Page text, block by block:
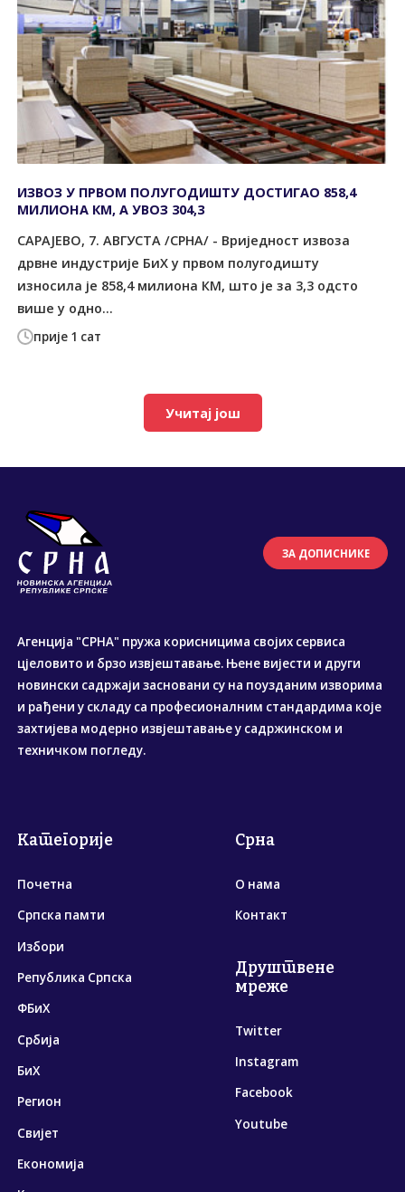
прије 1 сат
ИЗВОЗ У ПРВОМ ПОЛУГОДИШТУ ДОСТИГАО 858,4
МИЛИОНА КМ, А УВОЗ 304,3
САРАЈЕВО, 7. АВГУСТА /СРНА/ - Вриједност извоза
дрвне индустрије БиХ у првом полугодишту
износила је 858,4 милиона КМ, што је за 3,3 одсто
више у одно...
Учитај још
ЗА ДОПИСНИКЕ
Агенција "СРНА" пружа корисницима својих сервиса
цјеловито и брзо извјештавање. Њене вијести и други
новински садржаји засновани су на поузданим изворима
и рађени у складу са професионалним стандардима које
захтијева модерно извјештавање у садржинском и
техничком погледу.
Категорије
Почетна
Српска памти
Избори
Република Српска
ФБиХ
Србија
БиХ
Регион
Свијет
Економија
Срна
О нама
Контакт
Друштвене
мреже
Twitter
Instagram
Facebook
Youtube